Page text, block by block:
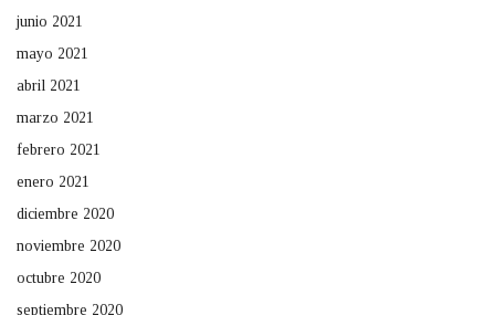
junio 2021
mayo 2021
abril 2021
marzo 2021
febrero 2021
enero 2021
diciembre 2020
noviembre 2020
octubre 2020
septiembre 2020